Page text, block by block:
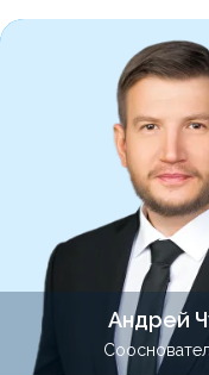
+7 903 298-
Сопровождает
и М&A-проекты,
в реструктуризации,
и блокчейн-проектами,
телемедом. Имеет
выполнения проектов
сложности в
России, Беларуси,
Люксембурга, а также
офшорных юрисдикций.
Андрей